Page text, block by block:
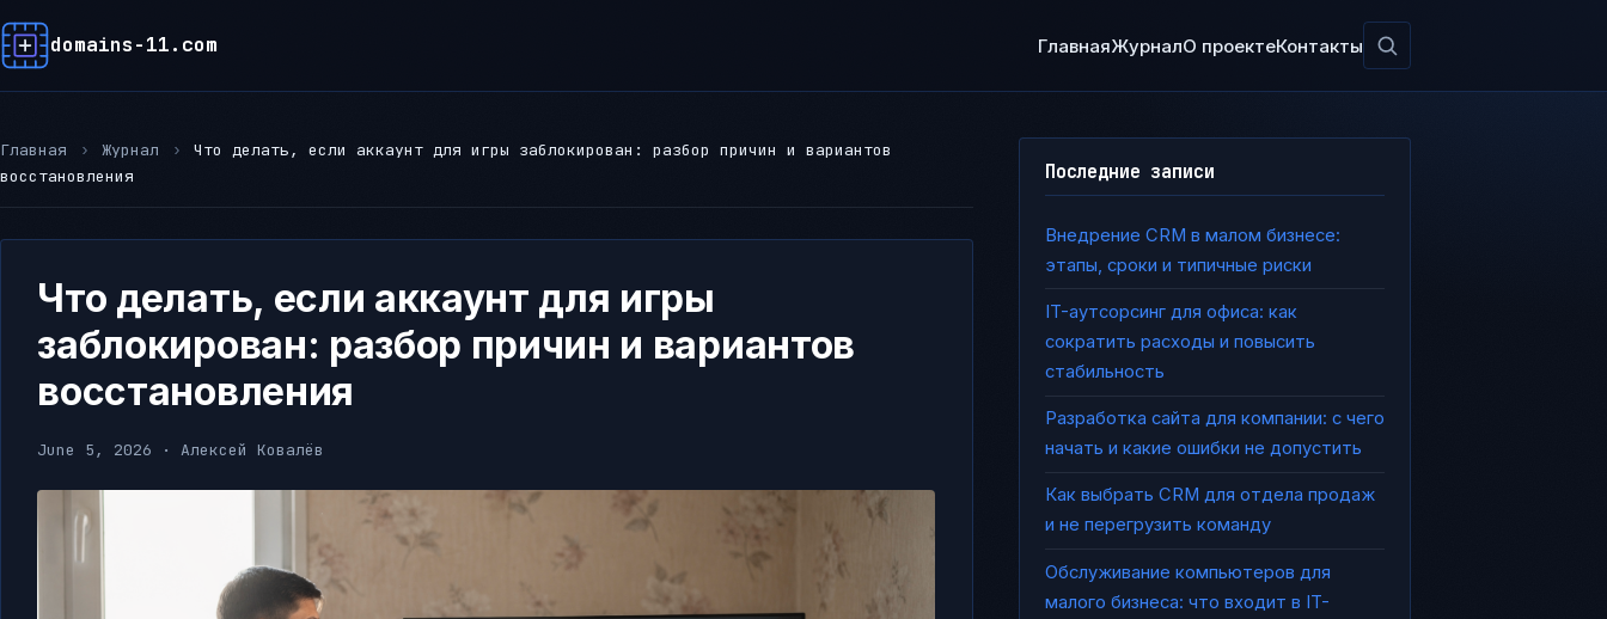
domains-11.com ГлавнаяЖурналО проектеКонтакты
Главная › Журнал ›
Что делать, если аккаунт для игры заблокирован: разбор причин и вариантов
восстановления
Что делать, если аккаунт для игры
заблокирован: разбор причин и вариантов
восстановления
June 5, 2026 · Алексей Ковалёв
Последние записи
Внедрение CRM в малом бизнесе:
этапы, сроки и типичные риски
IT-аутсорсинг для офиса: как
сократить расходы и повысить
стабильность
Разработка сайта для компании: с чего
начать и какие ошибки не допустить
Как выбрать CRM для отдела продаж
и не перегрузить команду
Обслуживание компьютеров для
малого бизнеса: что входит в IT-